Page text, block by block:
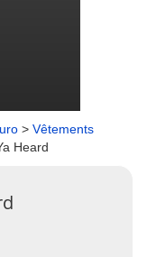
> Vêtements
Heard